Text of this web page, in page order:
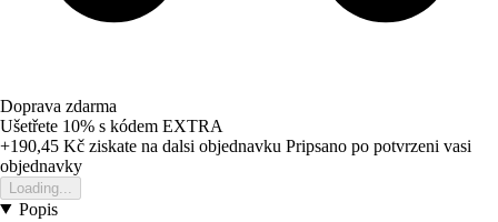
Doprava zdarma
Ušetřete 10% s kódem EXTRA
+190,45 Kč ziskate na dalsi objednavku Pripsano po potvrzeni vasi
objednavky
Loading...
Popis